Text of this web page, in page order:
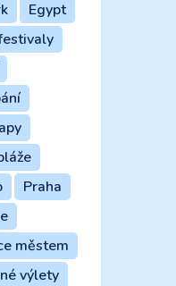
Egypt
Praha
městem
výlety